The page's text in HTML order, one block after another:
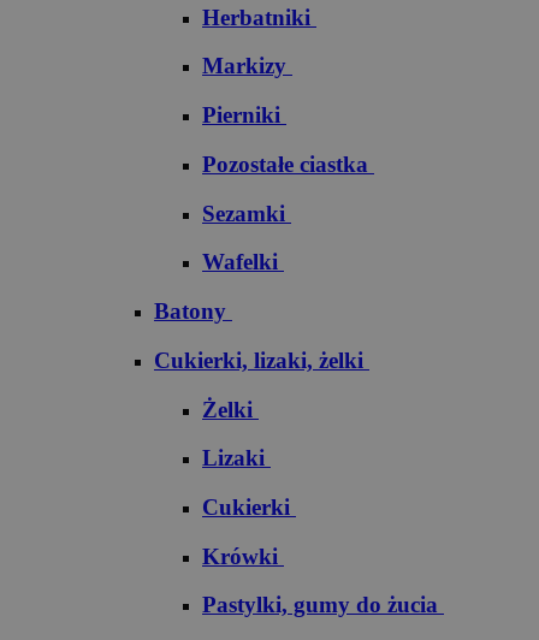
Herbatniki
Markizy
Pierniki
Pozostałe ciastka
Sezamki
Wafelki
Batony
Cukierki, lizaki, żelki
Żelki
Lizaki
Cukierki
Krówki
Pastylki, gumy do żucia